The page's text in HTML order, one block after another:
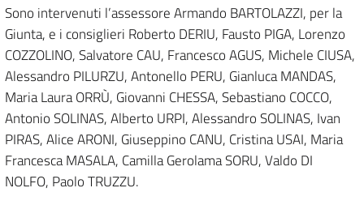
Sono intervenuti l’assessore Armando BARTOLAZZI, per la
Giunta, e i consiglieri Roberto DERIU, Fausto PIGA, Lorenzo
COZZOLINO, Salvatore CAU, Francesco AGUS, Michele CIUSA,
Alessandro PILURZU, Antonello PERU, Gianluca MANDAS,
Maria Laura ORRÙ, Giovanni CHESSA, Sebastiano COCCO,
Antonio SOLINAS, Alberto URPI, Alessandro SOLINAS, Ivan
PIRAS, Alice ARONI, Giuseppino CANU, Cristina USAI, Maria
Francesca MASALA, Camilla Gerolama SORU, Valdo DI
NOLFO, Paolo TRUZZU.